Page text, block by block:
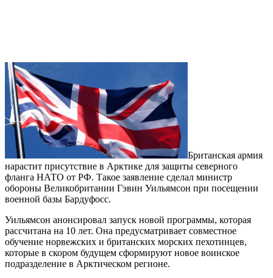
Британская армия
нарастит присутствие в Арктике для защиты северного
фланга НАТО от РФ. Такое заявление сделал министр
обороны Великобритании Гэвин Уильямсон при посещении
военной базы Бардуфосс.
Уильямсон анонсировал запуск новой программы, которая
рассчитана на 10 лет. Она предусматривает совместное
обучение норвежских и британских морских пехотинцев,
которые в скором будущем сформируют новое воинское
подразделение в Арктическом регионе.